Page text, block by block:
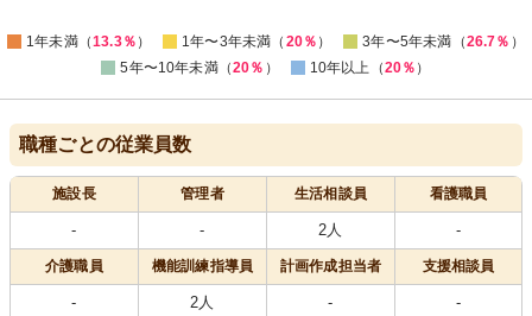
1年未満（13.3％ ） 1年〜3年未満（ 20％ ） 3年〜5年未満（26.7％ ）
5年〜10年未満（20％ ） 10年以上（20％ ）
職種ごとの従業員数
施設長 管理者 生活相談員 看護職員
- - 2人 -
介護職員 機能訓練指導員 計画作成担当者 支援相談員
- 2人 - -